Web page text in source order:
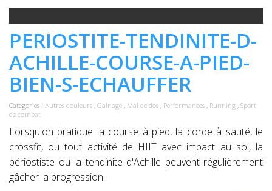
PERIOSTITE-TENDINITE-D-
ACHILLE-COURSE-A-PIED-
BIEN-S-ECHAUFFER
Catégories : Autres douleurs , Gainage , Mal de dos , Performances , Running , Sport
de combat
Lorsqu'on pratique la course à pied, la corde à sauté, le
crossfit, ou tout activité de HIIT avec impact au sol, la
périostiste ou la tendinite d'Achille peuvent régulièrement
gâcher la progression.